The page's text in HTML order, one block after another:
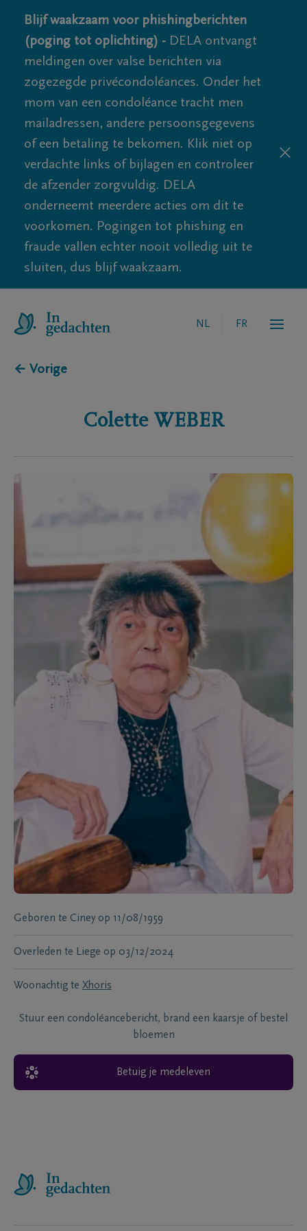
Blijf waakzaam voor phishingberichten
(poging tot oplichting) - DELA ontvangt
meldingen over valse berichten via
zogezegde privécondoléances. Onder het
mom van een condoléance tracht men
mailadressen, andere persoonsgegevens
of een betaling te bekomen. Klik niet op
verdachte links of bijlagen en controleer
de afzender zorgvuldig. DELA
onderneemt meerdere acties om dit te
voorkomen. Pogingen tot phishing en
fraude vallen echter nooit volledig uit te
sluiten, dus blijf waakzaam.
NL FR
← Vorige
Colette WEBER
Geboren te Ciney op 11/08/1959
Overleden te Liege op 03/12/2024
Woonachtig te Xhoris
Stuur een condoléancebericht, brand een kaarsje of bestel
bloemen
Betuig je medeleven